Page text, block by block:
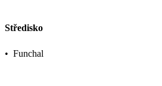
Středisko
• Funchal